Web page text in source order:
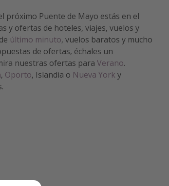
próximo Puente de Mayo estás en el
y ofertas de hoteles, viajes, vuelos y
último minuto, vuelos baratos y mucho
de ofertas, échales un
nuestras ofertas para Verano.
, Oporto, Islandia o Nueva York y